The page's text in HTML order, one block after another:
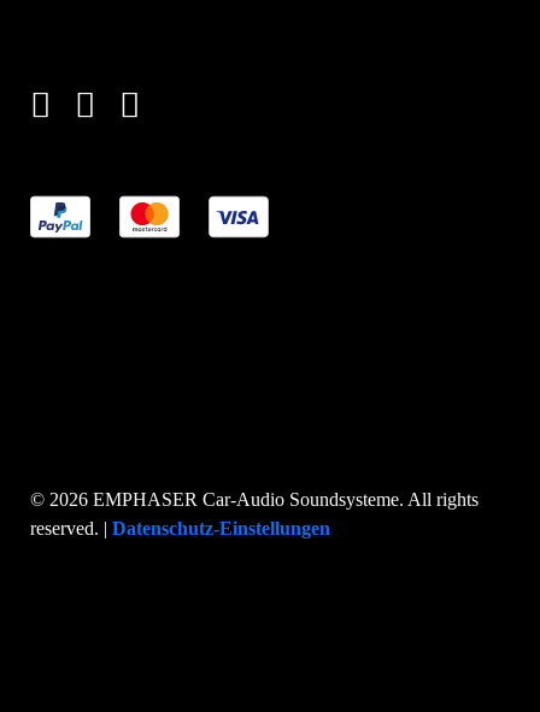
© 2026 EMPHASER Car-Audio Soundsysteme. All rights
reserved. | Datenschutz-Einstellungen